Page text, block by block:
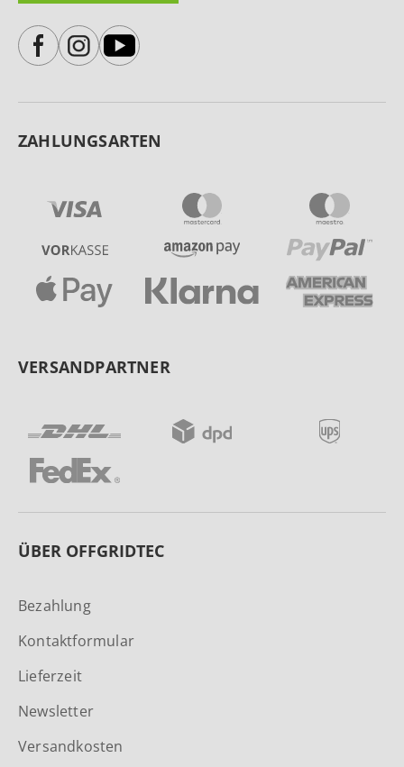
ZAHLUNGSARTEN
VERSANDPARTNER
ÜBER OFFGRIDTEC
Bezahlung
Kontaktformular
Lieferzeit
Newsletter
Versandkosten